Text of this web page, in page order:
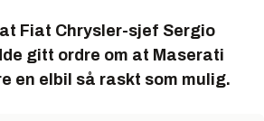
Fiat Chrysler-sjef Sergio
gitt ordre om at Maserati
en elbil så raskt som mulig.